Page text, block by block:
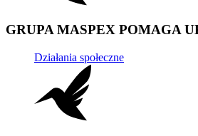
GRUPA MASPEX POMAGA
Działania społeczne